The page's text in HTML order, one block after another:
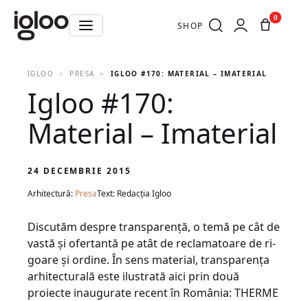
SHOP
0
IGLOO PRESA IGLOO #170: MATERIAL – IMATERIAL
Igloo #170:
Material – Imaterial
24 DECEMBRIE 2015
Arhitectură: PresaText: Redacția Igloo
Discutăm despre transparenţă, o temă pe cât de
vas­tă şi ofertantă pe atât de reclamatoare de ri­
goare şi ordine. În sens material, transparenţa
arhitecturală este ilustrată aici prin două
proiecte inaugurate recent în România: THERME